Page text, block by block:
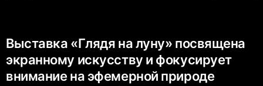
Выставка «Глядя на луну» посвящена
экранному искусству и фокусирует
внимание на эфемерной природе